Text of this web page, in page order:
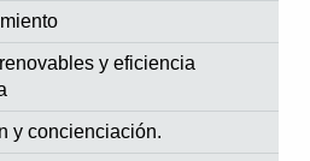
y eficiencia
y concienciación.